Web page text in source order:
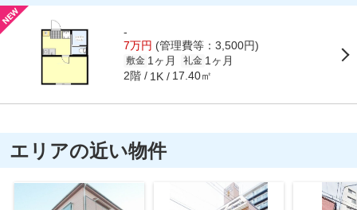
-
7万円 (管理費等：3,500円)
敷金 1ヶ月 礼金 1ヶ月
2階 1K 17.40㎡
エリアの近い物件